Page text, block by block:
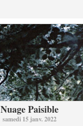
Nuage Paisible
samedi 15 janv. 2022